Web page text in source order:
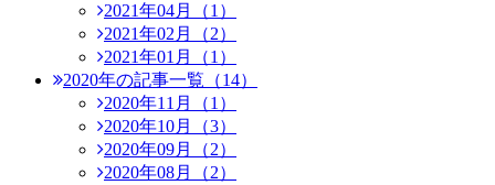
2021年04月（1）
2021年02月（2）
2021年01月（1）
2020年の記事一覧（14）
2020年11月（1）
2020年10月（3）
2020年09月（2）
2020年08月（2）